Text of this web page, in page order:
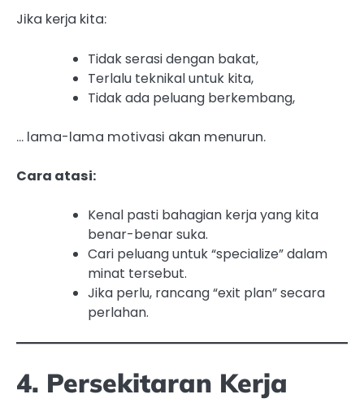
Jika kerja kita:
Tidak serasi dengan bakat,
Terlalu teknikal untuk kita,
Tidak ada peluang berkembang,
… lama-lama motivasi akan menurun.
Cara atasi:
Kenal pasti bahagian kerja yang kita
benar-benar suka.
Cari peluang untuk “specialize” dalam
minat tersebut.
Jika perlu, rancang “exit plan” secara
perlahan.
4. Persekitaran Kerja